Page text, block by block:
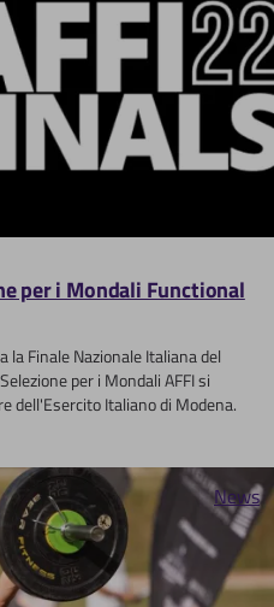
per i Mondali Functional
la Finale Nazionale Italiana del
per i Mondali AFFI si
dell'Esercito Italiano di Modena.
News